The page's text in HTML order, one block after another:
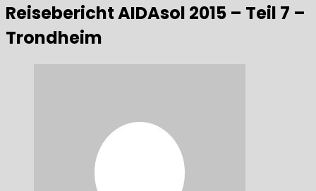
Reisebericht AIDAsol 2015 – Teil 7 –
Trondheim